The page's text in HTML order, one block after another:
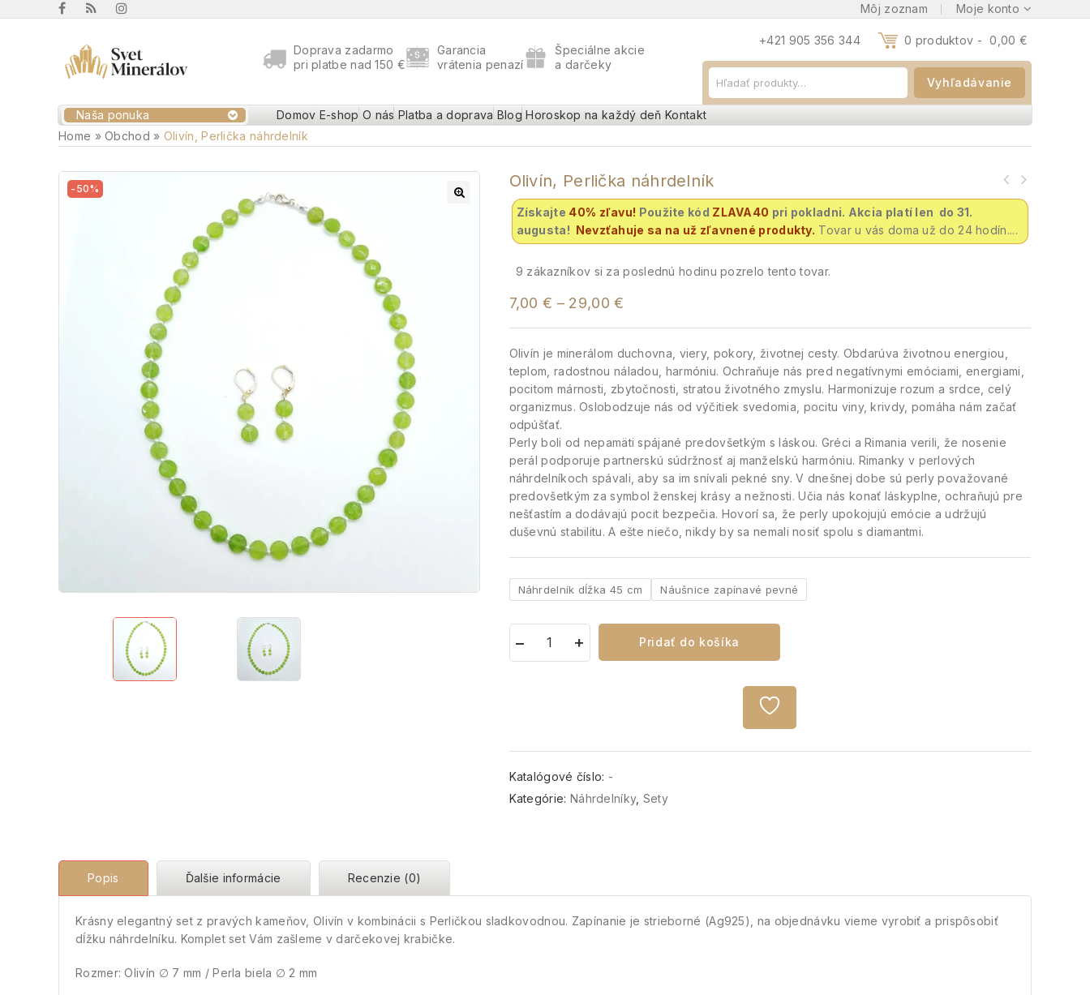
Môj zoznam Moje konto
Doprava zadarmo
pri platbe nad 150 €
Garancia
vrátenia penazí
Špeciálne akcie
a darčeky
+421 905 356 344 0 produktov - 0,00 €
Vyhľadávanie
Naša ponuka Domov E-shop O nás Platba a doprava Blog Horoskop na každý deň Kontakt
Home »Obchod » Olivín, Perlička náhrdelník
-50% Olivín, Perlička náhrdelník
Získajte 40% zľavu! Použite kód ZLAVA40 pri pokladni. Akcia platí len do 31.
augusta! Nevzťahuje sa na už zľavnené produkty. Tovar u vás doma už do 24 hodín....
9 zákazníkov si za poslednú hodinu pozrelo tento tovar.
7,00€ – 29,00€
Olivín je minerálom duchovna, viery, pokory, životnej cesty. Obdarúva životnou energiou,
teplom, radostnou náladou, harmóniu. Ochraňuje nás pred negatívnymi emóciami, energiami,
pocitom márnosti, zbytočnosti, stratou životného zmyslu. Harmonizuje rozum a srdce, celý
organizmus. Oslobodzuje nás od výčitiek svedomia, pocitu viny, krivdy, pomáha nám začať
odpúšťať.
Perly boli od nepamäti spájané predovšetkým s láskou. Gréci a Rimania verili, že nosenie
perál podporuje partnerskú súdržnosť aj manželskú harmóniu. Rimanky v perlových
náhrdelníkoch spávali, aby sa im snívali pekné sny. V dnešnej dobe sú perly považované
predovšetkým za symbol ženskej krásy a nežnosti. Učia nás konať láskyplne, ochraňujú pre
nešťastím a dodávajú pocit bezpečia. Hovorí sa, že perly upokojujú emócie a udržujú
duševnú stabilitu. A ešte niečo, nikdy by sa nemali nosiť spolu s diamantmi.
Náhrdelník dĺžka 45 cm Náušnice zapínavé pevné
Pridať do košíka
Katalógové číslo: -
Kategórie: Náhrdelníky, Sety
Popis Ďalšie informácie Recenzie (0)
Krásny elegantný set z pravých kameňov, Olivín v kombinácii s Perličkou sladkovodnou. Zapínanie je strieborné (Ag925), na objednávku vieme vyrobiť a prispôsobiť
dĺžku náhrdelníku. Komplet set Vám zašleme v darčekovej krabičke.
Rozmer: Olivín ∅ 7 mm / Perla biela ∅ 2 mm